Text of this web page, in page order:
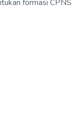
formasi CPNS